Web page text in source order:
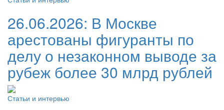
26.06.2026: В Москве
арестованы фигуранты по
делу о незаконном выводе за
рубеж более 30 млрд рублей
Статьи и интервью